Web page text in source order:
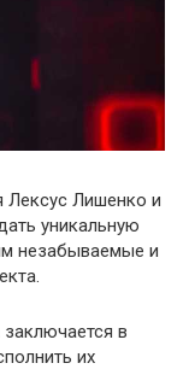
Лексус Лишенко и
уникальную
незабываемые и
в
их